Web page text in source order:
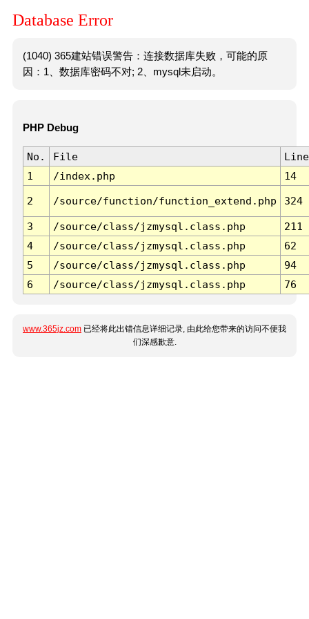
Database Error
(1040) 365建站错误警告：连接数据库失败，可能的原
因：1、数据库密码不对; 2、mysql未启动。
PHP Debug
No. File
Line
1
/index.php 14
2 /source/function/function_extend.php 324
3 /source/class/jzmysql.class.php
211
4
/source/class/jzmysql.class.php
62
5
/source/class/jzmysql.class.php
94
6
/source/class/jzmysql.class.php 76
www.365jz.com 已经将此出错信息详细记录, 由此给您带来的访问不便我
们深感歉意.